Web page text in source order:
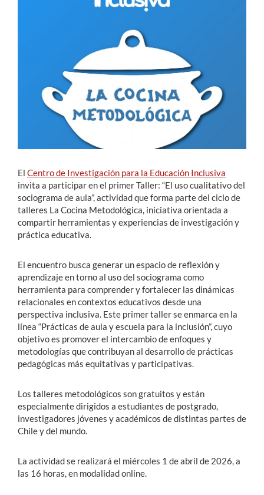
English
El Centro de Investigación para la Educación Inclusiva
invita a participar en el primer Taller: “El uso cualitativo del
sociograma de aula”, actividad que forma parte del ciclo de
talleres La Cocina Metodológica, iniciativa orientada a
compartir herramientas y experiencias de investigación y
práctica educativa.
El encuentro busca generar un espacio de reflexión y
aprendizaje en torno al uso del sociograma como
herramienta para comprender y fortalecer las dinámicas
relacionales en contextos educativos desde una
perspectiva inclusiva. Este primer taller se enmarca en la
línea “Prácticas de aula y escuela para la inclusión”, cuyo
objetivo es promover el intercambio de enfoques y
metodologías que contribuyan al desarrollo de prácticas
pedagógicas más equitativas y participativas.
Los talleres metodológicos son gratuitos y están
especialmente dirigidos a estudiantes de postgrado,
investigadores jóvenes y académicos de distintas partes de
Chile y del mundo.
La actividad se realizará el miércoles 1 de abril de 2026, a
las 16 horas, en modalidad online.